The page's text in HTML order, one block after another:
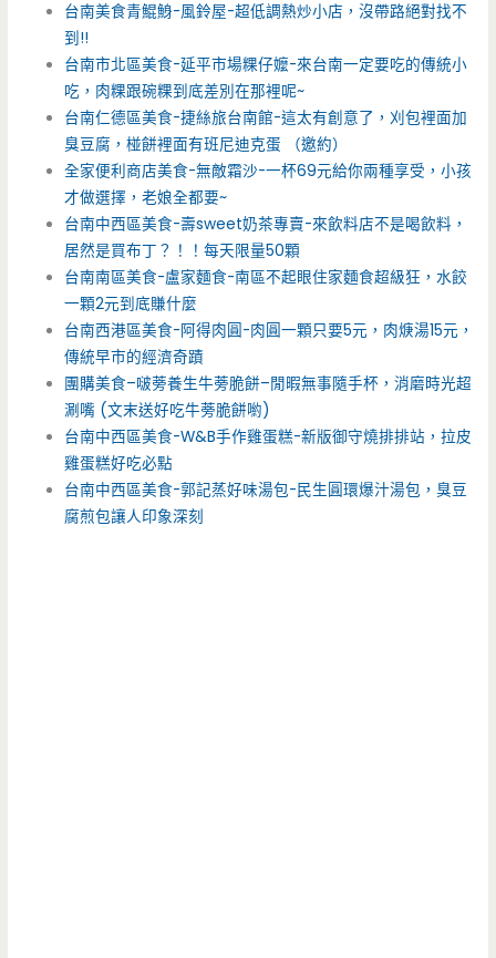
台南美食青鯤鯓-風鈴屋-超低調熱炒小店，沒帶路絕對找不
到!!
台南市北區美食-延平市場粿仔嬤-來台南一定要吃的傳統小
吃，肉粿跟碗粿到底差別在那裡呢~
台南仁德區美食-捷絲旅台南館-這太有創意了，刈包裡面加
臭豆腐，椪餅裡面有班尼迪克蛋 （邀約）
全家便利商店美食-無敵霜沙-一杯69元給你兩種享受，小孩
才做選擇，老娘全都要~
台南中西區美食-壽sweet奶茶專賣-來飲料店不是喝飲料，
居然是買布丁？！！每天限量50顆
台南南區美食-盧家麵食-南區不起眼住家麵食超級狂，水餃
一顆2元到底賺什麼
台南西港區美食-阿得肉圓-肉圓一顆只要5元，肉焿湯15元，
傳統早市的經濟奇蹟
團購美食–啵蒡養生牛蒡脆餅–閒暇無事隨手杯，消磨時光超
涮嘴 (文末送好吃牛蒡脆餅喲)
台南中西區美食-W&B手作雞蛋糕-新版御守燒排排站，拉皮
雞蛋糕好吃必點
台南中西區美食-郭記蒸好味湯包-民生圓環爆汁湯包，臭豆
腐煎包讓人印象深刻